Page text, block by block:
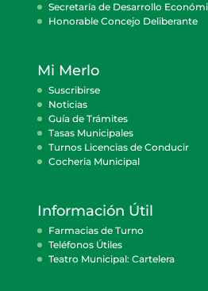
Secretaría de Desarrollo
Honorable Concejo Deliberante
Mi Merlo
Suscribirse
Noticias
Guía de Trámites
Tasas Municipales
Turnos Licencias de Conducir
Cocheria Municipal
Información Útil
Farmacias de Turno
Teléfonos Útiles
Teatro Municipal: Cartelera